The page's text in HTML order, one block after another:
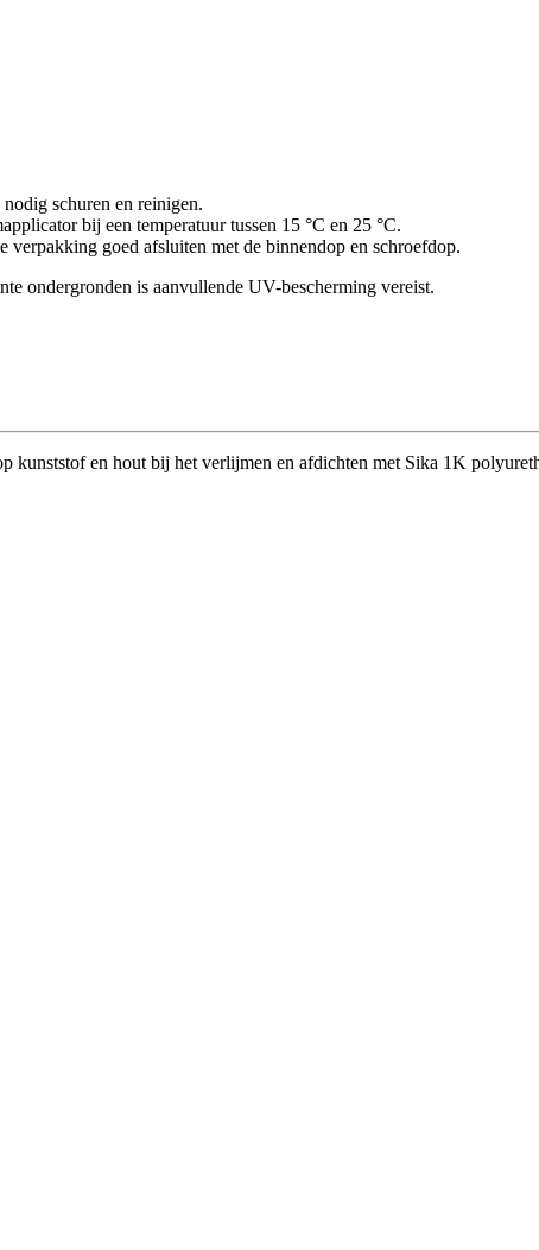
schuren en reinigen.
bij een temperatuur tussen 15 °C en 25 °C.
goed afsluiten met de binnendop en schroefdop.
ondergronden is aanvullende UV-bescherming vereist.
kunststof en hout bij het verlijmen en afdichten met Sika 1K